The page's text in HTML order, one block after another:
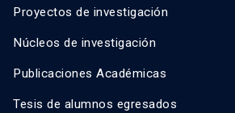
Proyectos de investigación
Núcleos de investigación
Publicaciones Académicas
Tesis de alumnos egresados